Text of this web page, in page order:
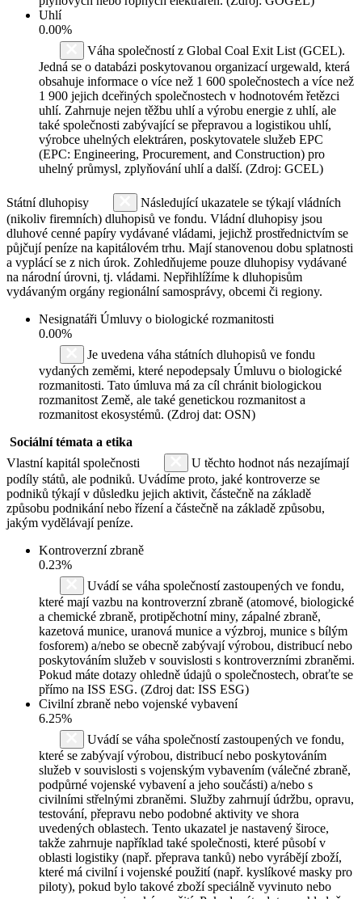
Uhlí
0.00%
Váha společností z Global Coal Exit List (GCEL).
Jedná se o databázi poskytovanou organizací urgewald, která
obsahuje informace o více než 1 600 společnostech a více než
1 900 jejich dceřiných společnostech v hodnotovém řetězci
uhlí. Zahrnuje nejen těžbu uhlí a výrobu energie z uhlí, ale
také společnosti zabývající se přepravou a logistikou uhlí,
výrobce uhelných elektráren, poskytovatele služeb EPC
(EPC: Engineering, Procurement, and Construction) pro
uhelný průmysl, zplyňování uhlí a další. (Zdroj: GCEL)
Státní dluhopisy
Následující ukazatele se týkají vládních
(nikoliv firemních) dluhopisů ve fondu. Vládní dluhopisy jsou
dluhové cenné papíry vydávané vládami, jejichž prostřednictvím se
půjčují peníze na kapitálovém trhu. Mají stanovenou dobu splatnosti
a vyplácí se z nich úrok. Zohledňujeme pouze dluhopisy vydávané
na národní úrovni, tj. vládami. Nepřihlížíme k dluhopisům
vydávaným orgány regionální samosprávy, obcemi či regiony.
Nesignatáři Úmluvy o biologické rozmanitosti
0.00%
Je uvedena váha státních dluhopisů ve fondu
vydaných zeměmi, které nepodepsaly Úmluvu o biologické
rozmanitosti. Tato úmluva má za cíl chránit biologickou
rozmanitost Země, ale také genetickou rozmanitost a
rozmanitost ekosystémů. (Zdroj dat: OSN)
Sociální témata a etika
Vlastní kapitál společnosti
U těchto hodnot nás nezajímají
podíly států, ale podniků. Uvádíme proto, jaké kontroverze se
podniků týkají v důsledku jejich aktivit, částečně na základě
způsobu podnikání nebo řízení a částečně na základě způsobu,
jakým vydělávají peníze.
Kontroverzní zbraně
0.23%
Uvádí se váha společností zastoupených ve fondu,
které mají vazbu na kontroverzní zbraně (atomové, biologické
a chemické zbraně, protipěchotní miny, zápalné zbraně,
kazetová munice, uranová munice a výzbroj, munice s bílým
fosforem) a/nebo se obecně zabývají výrobou, distribucí nebo
poskytováním služeb v souvislosti s kontroverzními zbraněmi.
Pokud máte dotazy ohledně údajů o společnostech, obraťte se
přímo na ISS ESG. (Zdroj dat: ISS ESG)
Civilní zbraně nebo vojenské vybavení
6.25%
Uvádí se váha společností zastoupených ve fondu,
které se zabývají výrobou, distribucí nebo poskytováním
služeb v souvislosti s vojenským vybavením (válečné zbraně,
podpůrné vojenské vybavení a jeho součásti) a/nebo s
civilními střelnými zbraněmi. Služby zahrnují údržbu, opravu,
testování, přepravu nebo podobné aktivity ve shora
uvedených oblastech. Tento ukazatel je nastavený široce,
takže zahrnuje například také společnosti, které působí v
oblasti logistiky (např. přeprava tanků) nebo vyrábějí zboží,
které má civilní i vojenské použití (např. kyslíkové masky pro
piloty), pokud bylo takové zboží speciálně vyvinuto nebo